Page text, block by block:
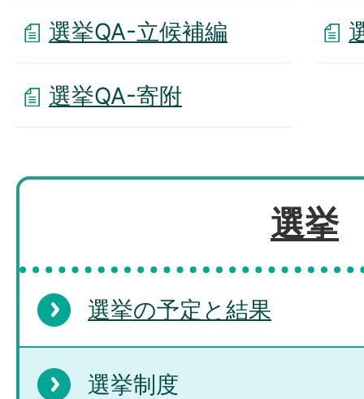
選挙QA-立候補編
選挙QA-寄附
選挙
選挙の予定と結果
選挙制度